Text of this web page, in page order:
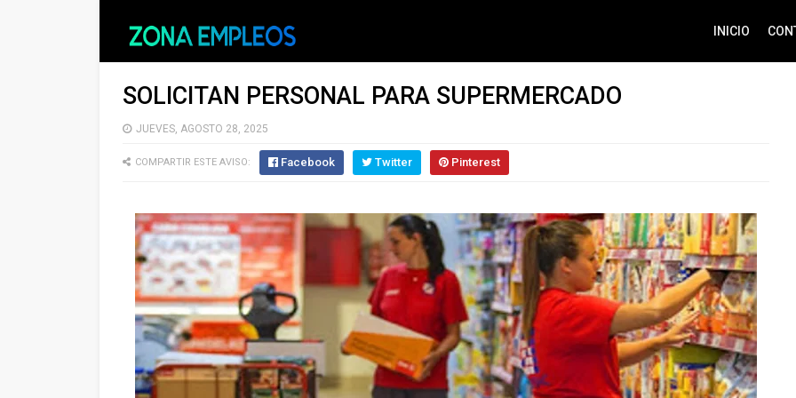
INICIO
SOLICITAN PERSONAL PARA SUPERMERCADO
JUEVES, AGOSTO 28, 2025
COMPARTIR ESTE AVISO: Facebook Twitter Pinterest